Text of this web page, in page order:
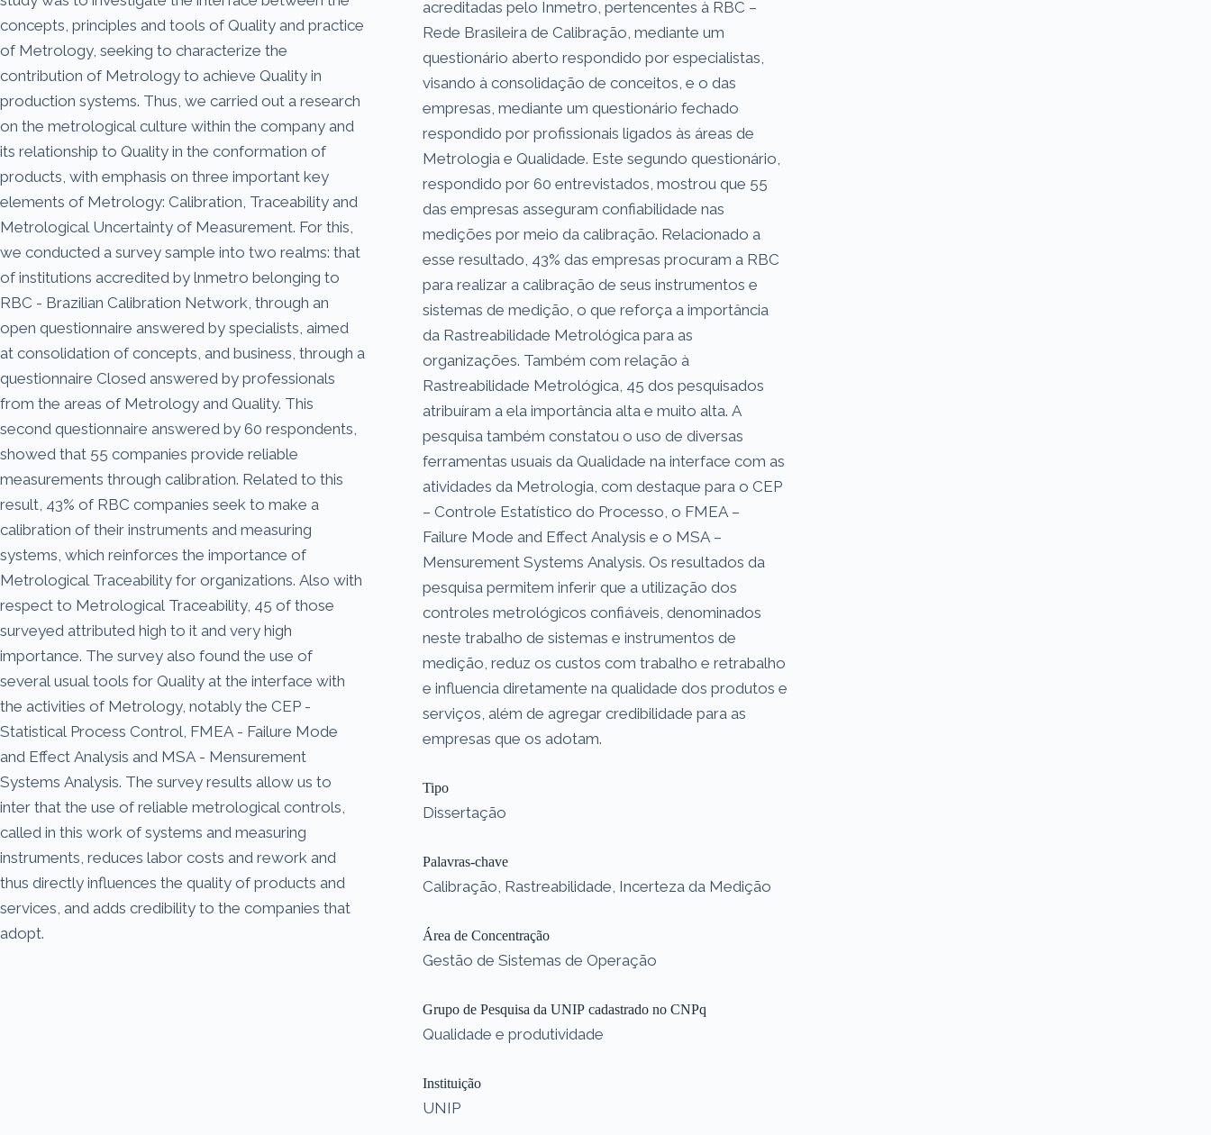
concepts, principles and tools of Quality and practice
of Metrology, seeking to characterize the
contribution of Metrology to achieve Quality in
production systems. Thus, we carried out a research
on the metrological culture within the company and
its relationship to Quality in the conformation of
products, with emphasis on three important key
elements of Metrology: Calibration, Traceability and
Metrological Uncertainty of Measurement. For this,
we conducted a survey sample into two realms: that
of institutions accredited by lnmetro belonging to
RBC - Brazilian Calibration Network, through an
open questionnaire answered by specialists, aimed
at consolidation of concepts, and business, through a
questionnaire Closed answered by professionals
from the areas of Metrology and Quality. This
second questionnaire answered by 60 respondents,
showed that 55 companies provide reliable
measurements through calibration. Related to this
result, 43% of RBC companies seek to make a
calibration of their instruments and measuring
systems, which reinforces the importance of
Metrological Traceability for organizations. Also with
respect to Metrological Traceability, 45 of those
surveyed attributed high to it and very high
importance. The survey also found the use of
several usual tools for Quality at the interface with
the activities of Metrology, notably the CEP -
Statistical Process Control, FMEA - Failure Mode
and Effect Analysis and MSA - Mensurement
Systems Analysis. The survey results allow us to
inter that the use of reliable metrological controls,
called in this work of systems and measuring
instruments, reduces labor costs and rework and
thus directly influences the quality of products and
services, and adds credibility to the companies that
adopt.
acreditadas pelo Inmetro, pertencentes à RBC –
Rede Brasileira de Calibração, mediante um
questionário aberto respondido por especialistas,
visando à consolidação de conceitos, e o das
empresas, mediante um questionário fechado
respondido por profissionais ligados às áreas de
Metrologia e Qualidade. Este segundo questionário,
respondido por 60 entrevistados, mostrou que 55
das empresas asseguram confiabilidade nas
medições por meio da calibração. Relacionado a
esse resultado, 43% das empresas procuram a RBC
para realizar a calibração de seus instrumentos e
sistemas de medição, o que reforça a importância
da Rastreabilidade Metrológica para as
organizações. Também com relação à
Rastreabilidade Metrológica, 45 dos pesquisados
atribuíram a ela importância alta e muito alta. A
pesquisa também constatou o uso de diversas
ferramentas usuais da Qualidade na interface com as
atividades da Metrologia, com destaque para o CEP
– Controle Estatístico do Processo, o FMEA –
Failure Mode and Effect Analysis e o MSA –
Mensurement Systems Analysis. Os resultados da
pesquisa permitem inferir que a utilização dos
controles metrológicos confiáveis, denominados
neste trabalho de sistemas e instrumentos de
medição, reduz os custos com trabalho e retrabalho
e influencia diretamente na qualidade dos produtos e
serviços, além de agregar credibilidade para as
empresas que os adotam.
Tipo
Dissertação
Palavras-chave
Calibração, Rastreabilidade, Incerteza da Medição
Área de Concentração
Gestão de Sistemas de Operação
Grupo de Pesquisa da UNIP cadastrado no CNPq
Qualidade e produtividade
Instituição
UNIP